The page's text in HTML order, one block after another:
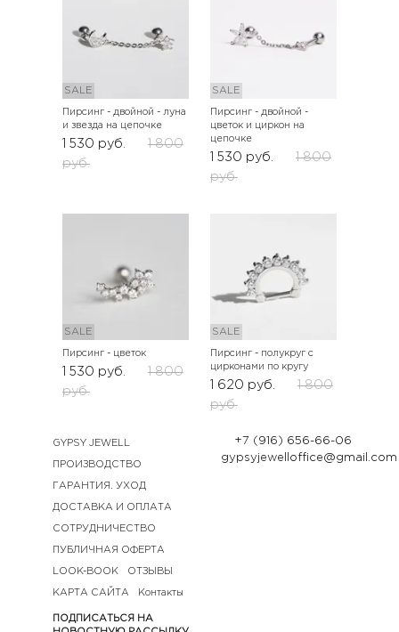
SALE
Пирсинг - двойной - луна
и звезда на цепочке
1 530 руб.
1 800
руб.
SALE
Пирсинг - двойной -
цветок и циркон на
цепочке
1 530 руб.
1 800
руб.
SALE
Пирсинг - цветок
1 530 руб.
1 800
руб.
SALE
Пирсинг - полукруг с
цирконами по кругу
1 620 руб.
1 800
руб.
GYPSY JEWELL
ПРОИЗВОДСТВО
ГАРАНТИЯ. УХОД
ДОСТАВКА И ОПЛАТА
СОТРУДНИЧЕСТВО
ПУБЛИЧНАЯ ОФЕРТА
LOOK-BOOK ОТЗЫВЫ
КАРТА САЙТА Контакты
+7 (916) 656-66-06
gypsyjewelloffice@gmail.com
ПОДПИСАТЬСЯ НА